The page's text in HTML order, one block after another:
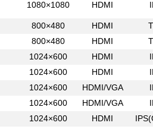
1080×1080 HDMI
800×480 HDMI
800×480 HDMI
1024×600 HDMI
1024×600 HDMI
1024×600 HDMI/VGA
1024×600 HDMI/VGA
1024×600 HDMI